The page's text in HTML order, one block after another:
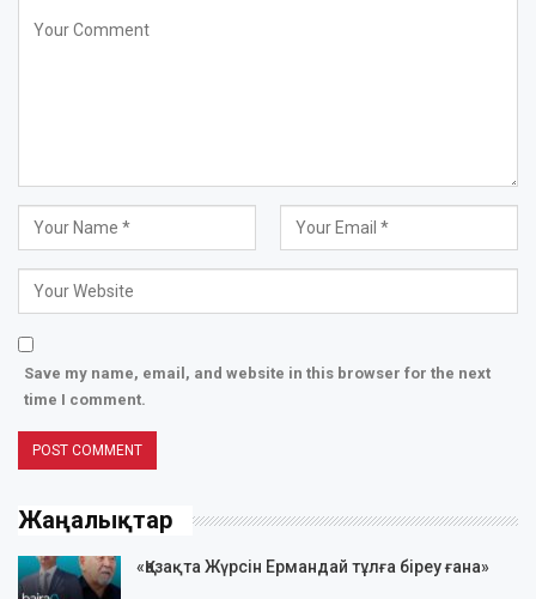
Save my name, email, and website in this browser for the next
time I comment.
Жаңалықтар
«Қазақта Жүрсін Ермандай тұлға біреу ғана»